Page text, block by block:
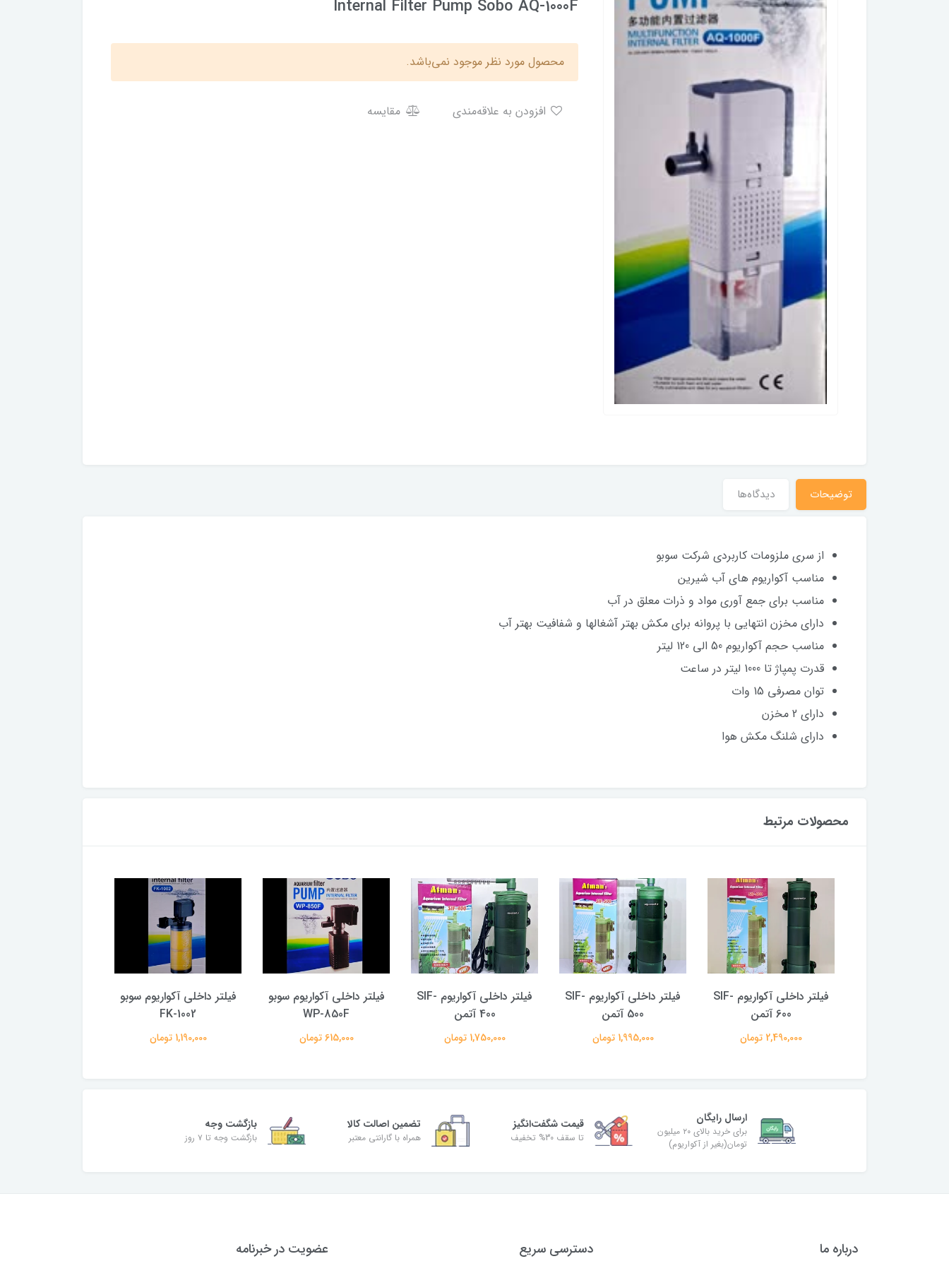
Internal Filter Pump Sobo AQ-1000F
محصول مورد نظر موجود نمی‌باشد.
مقایسه
توضیحات دیدگاه‌ها
از سری ملزومات کاربردی شرکت سوبو
مناسب آکواریوم های آب شیرین
مناسب برای جمع آوری مواد و ذرات معلق در آب
دارای مخزن انتهایی با پروانه برای مکش بهتر آشغالها و شفافیت بهتر آب
مناسب حجم آکواریوم 50 الی 120 لیتر
قدرت پمپاژ تا 1000 لیتر در ساعت
توان مصرفی 15 وات
دارای 2 مخزن
دارای شلنگ مکش هوا
محصولات مرتبط
فیلتر داخلی آکواریوم SIF-
600 آتمن
2,490,000 تومان
فیلتر داخلی آکواریوم SIF-
500 آتمن
1,995,000 تومان
فیلتر داخلی آکواریوم SIF-
400 آتمن
1,750,000 تومان
فیلتر داخلی آکواریوم سوبو
WP-850F
615,000 تومان
فیلتر داخلی آکواریوم سوبو
FK-1002
1,190,000 تومان
ارسال رایگان
برای خرید بالای ۲۰ میلیون
تومان(بغیر از آکواریوم)
قیمت شگفت‌انگیز
تا سقف 30% تخفیف
تضمین اصالت کالا
همراه با گارانتی معتبر
بازگشت وجه
بازگشت وجه تا ۷ روز
درباره ما دسترسی سریع عضویت در خبرنامه